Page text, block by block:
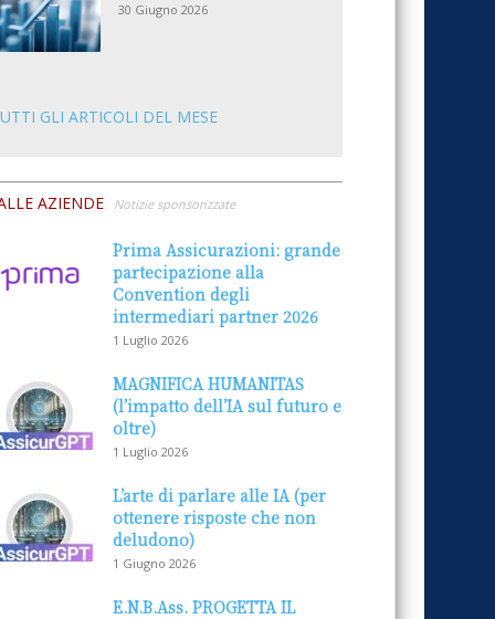
30 Giugno 2026
GLI ARTICOLI DEL MESE
AZIENDE Notizie sponsorizzate
Prima Assicurazioni: grande
partecipazione alla
Convention degli
intermediari partner 2026
1 Luglio 2026
MAGNIFICA HUMANITAS
(l’impatto dell’IA sul futuro e
oltre)
1 Luglio 2026
L’arte di parlare alle IA (per
ottenere risposte che non
deludono)
1 Giugno 2026
E.N.B.Ass. PROGETTA IL